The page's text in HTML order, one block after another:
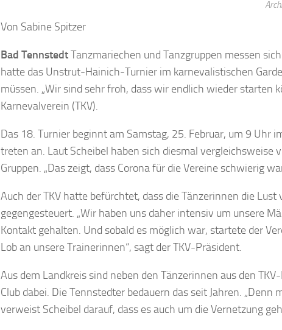
Von Sabine Spitzer
Bad TennstedtTanzmariechen und Tanzgruppen messen
hatte das Unstrut-Hainich-Turnier im karnevalistischen
müssen. „Wir sind sehr froh, dass wir endlich wieder starten
Karnevalverein (TKV).
Das 18. Turnier beginnt am Samstag, 25. Februar, um 9 Uhr
treten an. Laut Scheibel haben sich diesmal vergleichsweise
Gruppen. „Das zeigt, dass Corona für die Vereine schwierig
Auch der TKV hatte befürchtet, dass die Tänzerinnen die
gegengesteuert. „Wir haben uns daher intensiv um unsere
Kontakt gehalten. Und sobald es möglich war, startete der
Lob an unsere Trainerinnen“, sagt der TKV-Präsident.
Aus dem Landkreis sind neben den Tänzerinnen aus den
Club dabei. Die Tennstedter bedauern das seit Jahren. „Denn
verweist Scheibel darauf, dass es auch um die Vernetzung